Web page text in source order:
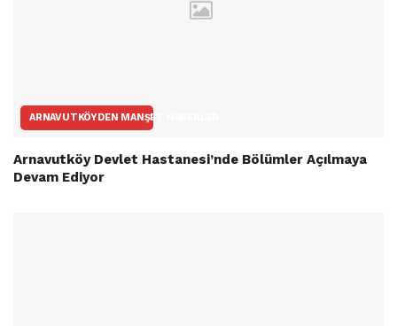
ARNAVUTKÖYDEN MANŞET HABERLER
Arnavutköy Devlet Hastanesi’nde Bölümler Açılmaya
Devam Ediyor